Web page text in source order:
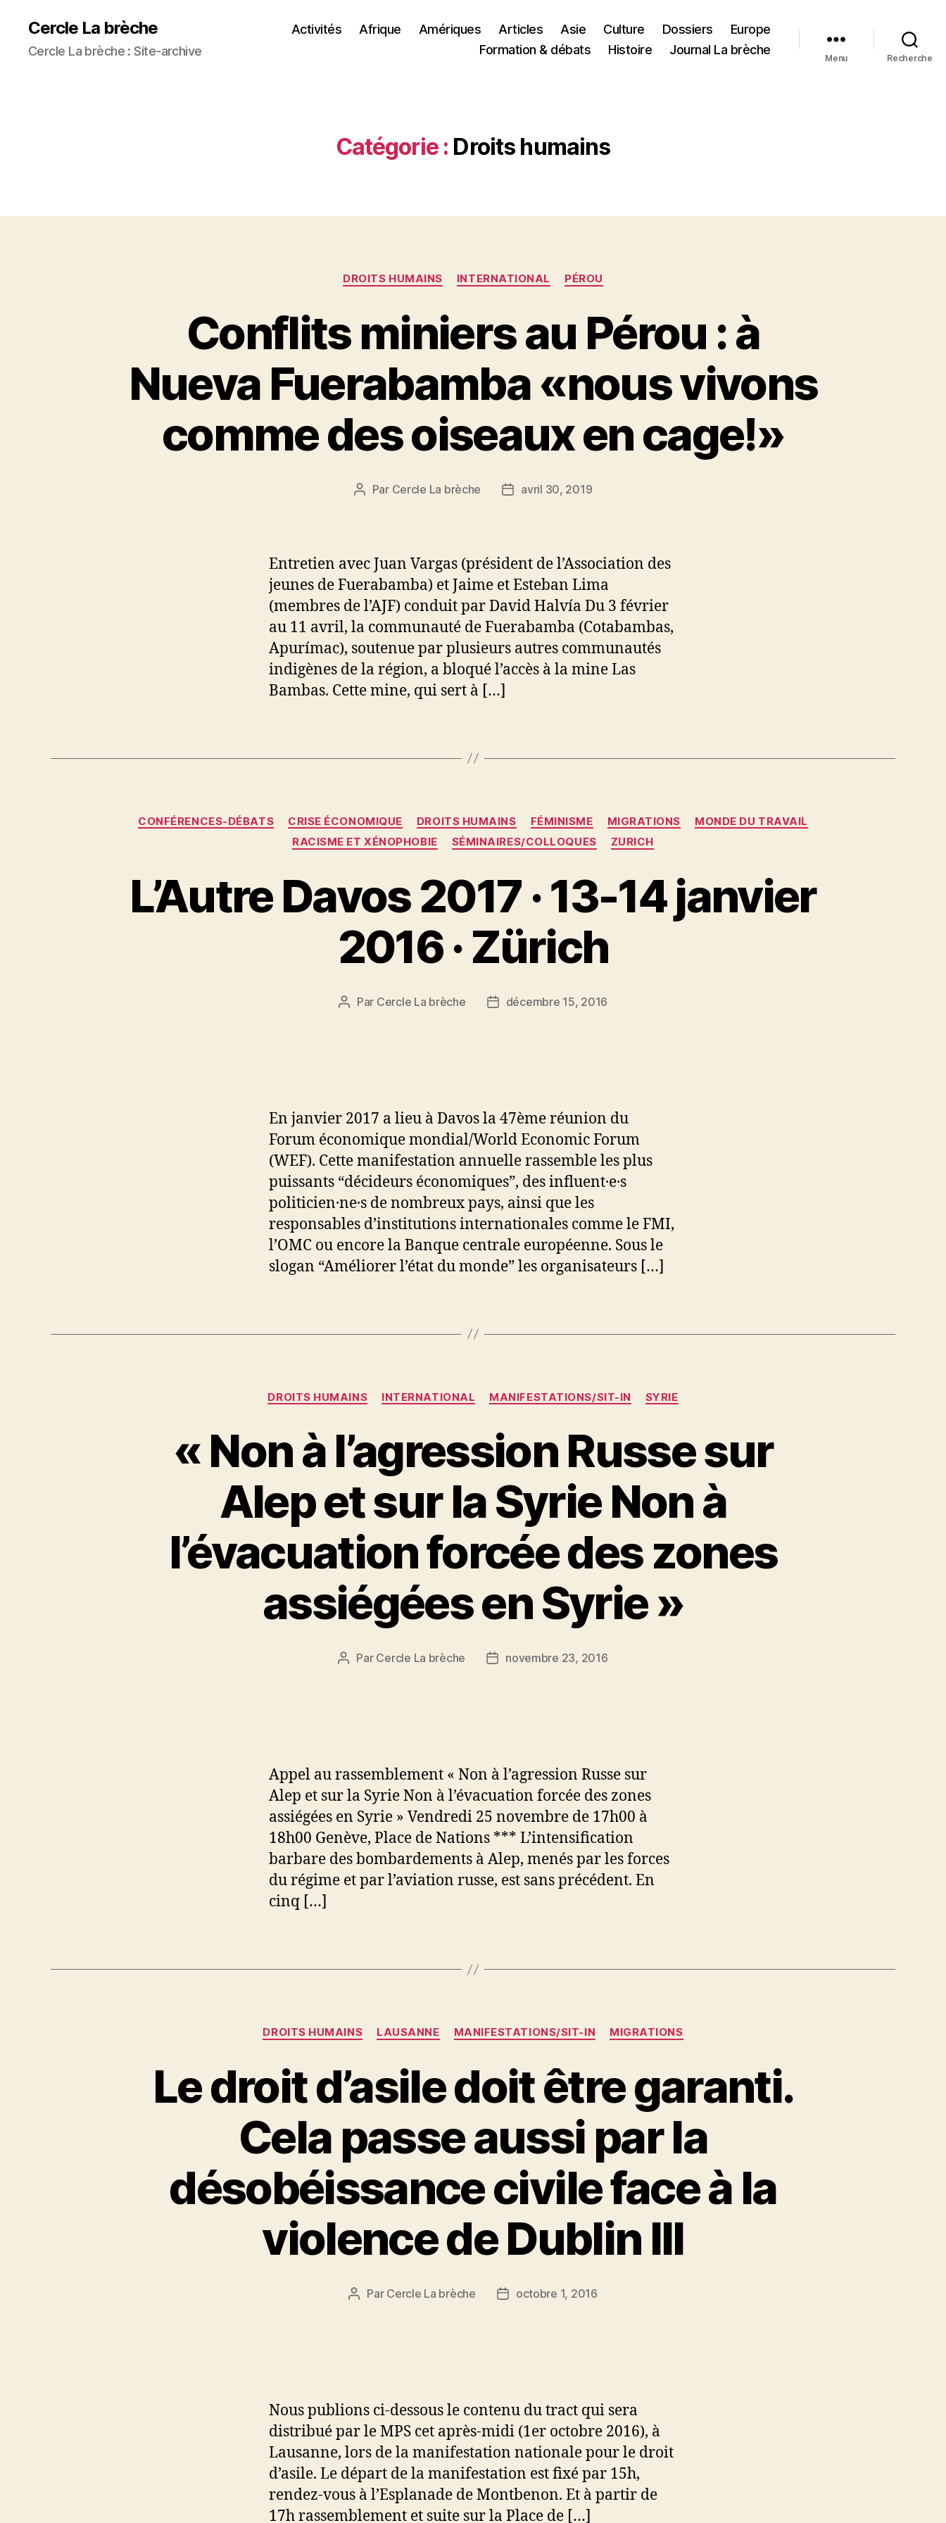
Cercle La brèche
Cercle La brèche : Site-archive
Activités Afrique Amériques Articles Asie Culture Dossiers
Europe
Formation & débats
Histoire Journal La brèche
Menu Recherche
Catégorie : Droits humains
Catégories
DROITS HUMAINS INTERNATIONAL PÉROU
Conflits miniers au Pérou : à
Nueva Fuerabamba «nous vivons
comme des oiseaux en cage!»
Auteur
Par Cercle La brèche
Dateavril 30, 2019
Entretien avec Juan Vargas (président de l’Association des
jeunes de Fuerabamba) et Jaime et Esteban Lima
(membres de l’AJF) conduit par David Halvía Du 3 février
au 11 avril, la communauté de Fuerabamba (Cotabambas,
Apurímac), soutenue par plusieurs autres communautés
indigènes de la région, a bloqué l’accès à la mine Las
Bambas. Cette mine, qui sert à […]
Catégories
CONFÉRENCES-DÉBATS CRISE ÉCONOMIQUE DROITS HUMAINS FÉMINISME MIGRATIONS
MONDE DU TRAVAIL
RACISME ET XÉNOPHOBIE
SÉMINAIRES/COLLOQUES ZURICH
L’Autre Davos 2017 · 13-14 janvier
2016 · Zürich
Auteur
Par Cercle La brèche
Datedécembre 15, 2016
En janvier 2017 a lieu à Davos la 47ème réunion du
Forum économique mondial/World Economic Forum
(WEF). Cette manifestation annuelle rassemble les plus
puissants “décideurs économiques”, des influent·e·s
politicien·ne·s de nombreux pays, ainsi que les
responsables d’institutions internationales comme le FMI,
l’OMC ou encore la Banque centrale européenne. Sous le
slogan “Améliorer l’état du monde” les organisateurs […]
Catégories
DROITS HUMAINS INTERNATIONAL MANIFESTATIONS/SIT-IN SYRIE
« Non à l’agression Russe sur
Alep et sur la Syrie Non à
l’évacuation forcée des zones
assiégées en Syrie »
Auteur
Par Cercle La brèche
Datenovembre 23, 2016
Appel au rassemblement « Non à l’agression Russe sur
Alep et sur la Syrie Non à l’évacuation forcée des zones
assiégées en Syrie » Vendredi 25 novembre de 17h00 à
18h00 Genève, Place de Nations *** L’intensification
barbare des bombardements à Alep, menés par les forces
du régime et par l’aviation russe, est sans précédent. En
cinq […]
Catégories
DROITS HUMAINS LAUSANNE MANIFESTATIONS/SIT-IN MIGRATIONS
Le droit d’asile doit être garanti.
Cela passe aussi par la
désobéissance civile face à la
violence de Dublin III
Auteur
Par Cercle La brèche
Dateoctobre 1, 2016
Nous publions ci-dessous le contenu du tract qui sera
distribué par le MPS cet après-midi (1er octobre 2016), à
Lausanne, lors de la manifestation nationale pour le droit
d’asile. Le départ de la manifestation est fixé par 15h,
rendez-vous à l’Esplanade de Montbenon. Et à partir de
17h rassemblement et suite sur la Place de […]